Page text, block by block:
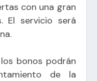
con una gran
El servicio será
bonos podrán
de la